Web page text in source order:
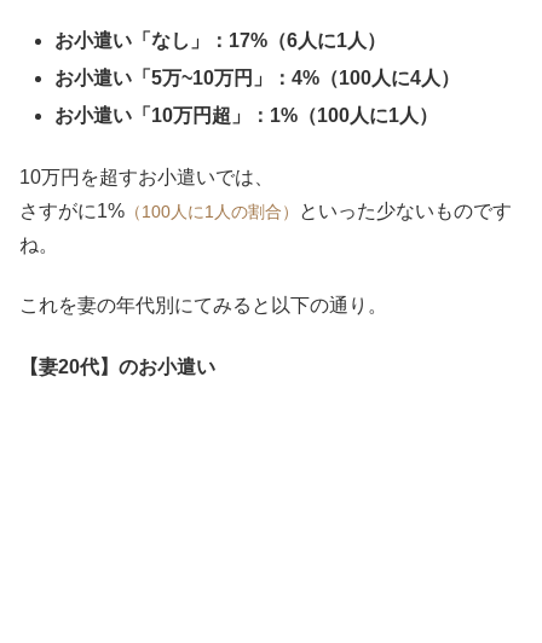
お小遣い「なし」：17%（6人に1人）
お小遣い「5万~10万円」：4%（100人に4人）
お小遣い「10万円超」：1%（100人に1人）
10万円を超すお小遣いでは、
さすがに1% （100人に1人の割合）
といった少ないものです
ね。
これを妻の年代別にてみると以下の通り。
【妻20代】 のお小遣い